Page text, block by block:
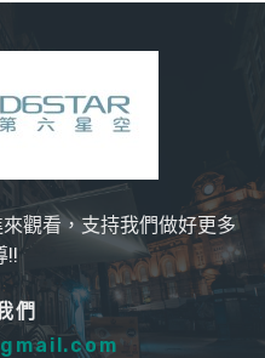
觀看，支持我們做好更多
!!
們